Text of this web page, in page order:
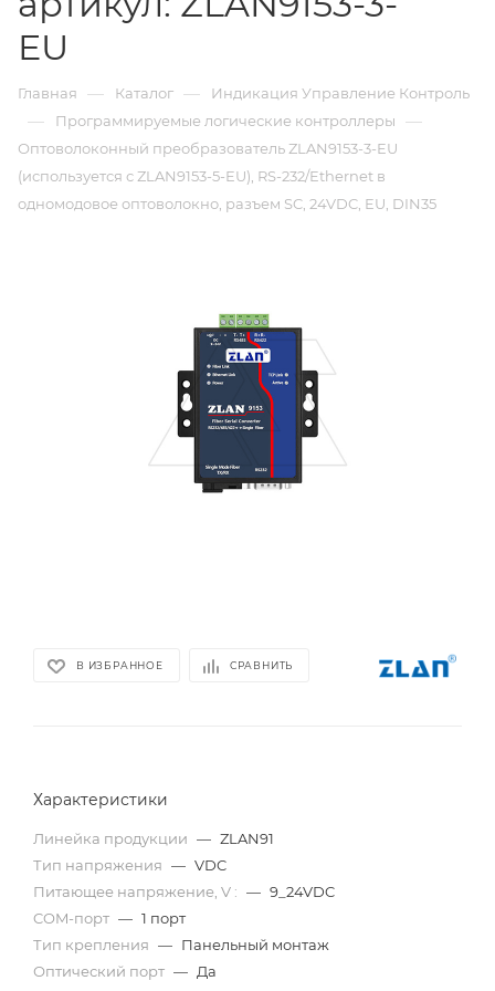
EU
Главная — Каталог — Индикация Управление Контроль
— Программируемые логические контроллеры —
Оптоволоконный преобразователь ZLAN9153-3-EU
(используется с ZLAN9153-5-EU), RS-232/Ethernet в
одномодовое оптоволокно, разъем SC, 24VDC, EU, DIN35
В ИЗБРАННОЕ СРАВНИТЬ
Характеристики
Линейка продукции — ZLAN91
Тип напряжения — VDC
Питающее напряжение, V : — 9_24VDC
COM-порт — 1 порт
Тип крепления — Панельный монтаж
Оптический порт — Да